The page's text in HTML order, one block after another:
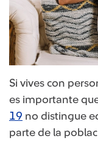
Si vives con
es importante
19​ no distingue
parte de la